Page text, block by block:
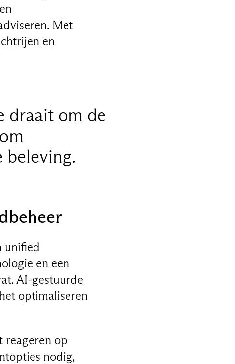
Met
en
draait om de
beleving.
unified
en een
AI-gestuurde
optimaliseren
reageren op
nodig,